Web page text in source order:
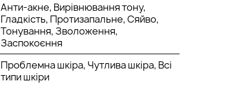
Анти-акне, Вирівнювання тону,
Гладкість, Протизапальне, Сяйво,
Тонування, Зволоження,
Заспокоєння
Проблемна шкіра, Чутлива шкіра, Всі
типи шкіри